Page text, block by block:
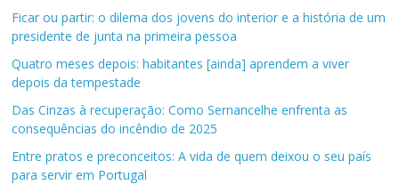
Ficar ou partir: o dilema dos jovens do interior e a história de um
presidente de junta na primeira pessoa
Quatro meses depois: habitantes [ainda] aprendem a viver
depois da tempestade
Das Cinzas à recuperação: Como Sernancelhe enfrenta as
consequências do incêndio de 2025
Entre pratos e preconceitos: A vida de quem deixou o seu país
para servir em Portugal